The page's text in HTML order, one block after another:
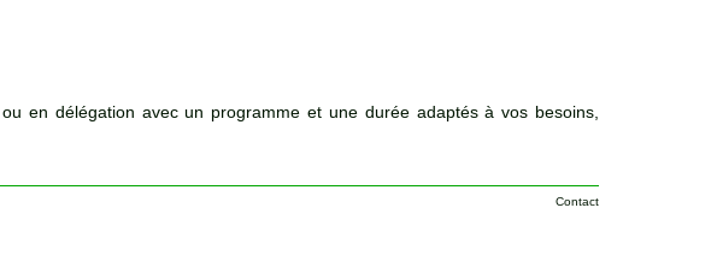
en délégation avec un programme et une durée adaptés à vos besoins,
Contact